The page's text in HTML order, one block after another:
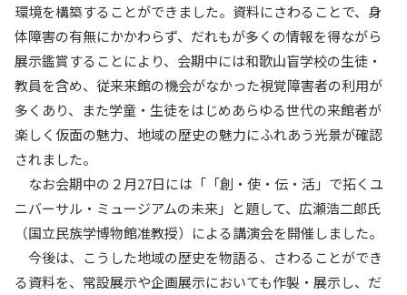
環境を構築することができました。資料にさわることで、身
体障害の有無にかかわらず、だれもが多くの情報を得ながら
展示鑑賞することにより、会期中には和歌山盲学校の生徒・
教員を含め、従来来館の機会がなかった視覚障害者の利用が
多くあり、また学童・生徒をはじめあらゆる世代の来館者が
楽しく仮面の魅力、地域の歴史の魅力にふれあう光景が確認
されました。
なお会期中の２月27日には「「創・使・伝・活」で拓くユ
ニバーサル・ミュージアムの未来」と題して、広瀬浩二郎氏
（国立民族学博物館准教授）による講演会を開催しました。
今後は、こうした地域の歴史を物語る、さわることができ
る資料を、常設展示や企画展示においても作製・展示し、だ